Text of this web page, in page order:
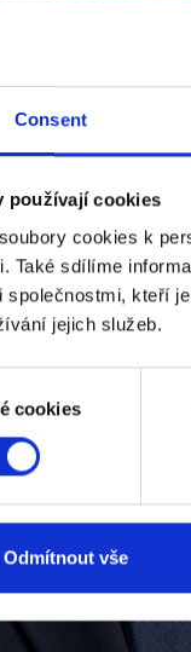
Consent
používají cookies
cookies k
Také sdílíme
společnostmi, kteří
jejich služeb.
cookies
Odmítnout vše